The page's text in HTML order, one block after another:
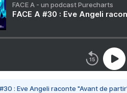
FACE A - un podcast Purecharts
FACE A #30 : Eve Angeli
#30 : Eve Angeli raconte "Avant de